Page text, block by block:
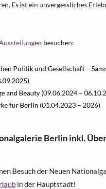
Es ist ein unvergessliches
besuchen:
Politik und Gesellschaft –
and Beauty (09.06.2024 –
für Berlin (01.04.2023 – 2026)
Berlin inkl.
Besuch der Neuen
in der Hauptstadt!